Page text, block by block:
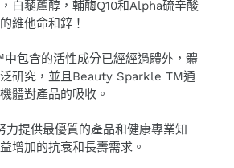
白藜蘆醇，輔酶Q10和Alpha硫辛酸
維他命和鋅！
包含的活性成分已經經過體外，體
研究，並且Beauty Sparkle TM通
體對產品的吸收。
提供最優質的產品和健康專業知
增加的抗衰和長壽需求。